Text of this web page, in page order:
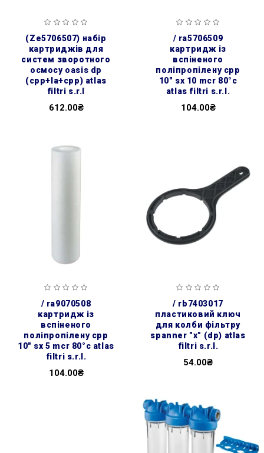
(ze5706507) набір
картриджів для
систем зворотного
осмосу oasis dp
(cpp+la+cpp) atlas
filtri s.r.l
612.00₴
/ ra5706509
картридж із
вспіненого
поліпропілену cpp
10″ sx 10 mcr 80°c
atlas filtri s.r.l.
104.00₴
/ ra9070508
картридж із
вспіненого
поліпропілену cpp
10″ sx 5 mcr 80°c atlas
filtri s.r.l.
104.00₴
/ rb7403017
пластиковий ключ
для колби фільтру
spanner ″x″ (dp) atlas
filtri s.r.l.
54.00₴